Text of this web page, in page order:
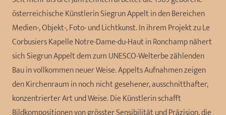
österreichische Künstlerin Siegrun Appelt in den Bereichen
Medien-, Objekt-, Foto- und Lichtkunst. In ihrem Projekt zu Le
Corbusiers Kapelle Notre-Dame-du-Haut in Ronchamp nähert
sich Siegrun Appelt dem zum UNESCO-Welterbe zählenden
Bau in vollkommen neuer Weise. Appelts Aufnahmen zeigen
den Kirchenraum in noch nicht gesehener, ausschnitthafter,
konzentrierter Art und Weise. Die Künstlerin schafft